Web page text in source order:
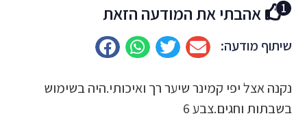
אהבתי את המודעה הזאת 1
שיתוף מודעה:
נקנה אצל יפי קמינר שיער רך ואיכותי.היה בשימוש
בשבתות וחגים.צבע 6